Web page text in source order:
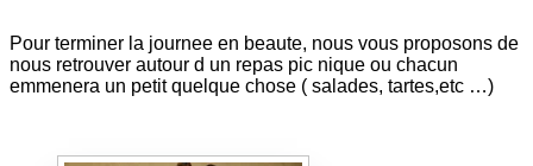
Pour terminer la journee en beaute, nous vous proposons de
nous retrouver autour d un repas pic nique ou chacun
emmenera un petit quelque chose ( salades, tartes,etc …)